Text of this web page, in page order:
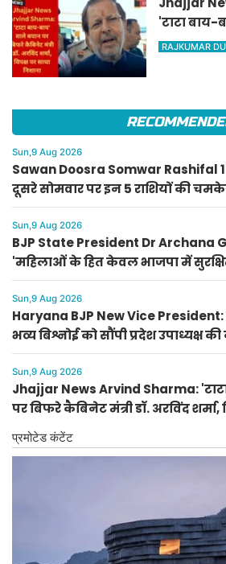
'टाटा बाय-
बिफरे
RAJKUMAR
Sun,9 Aug 2026
Sawan Doosra Somwar Rashifal
दूसरे सोमवार पर इन 5 राशियों की
राशिफल
Sun,9 Aug 2026
BJP State President Dr Archana
'महिलाओं के हित केवल भाजपा में
भाजपा प्रदेशाध्यक्ष डॉ. अर्चना गुप्ता
Sun,9 Aug 2026
Haryana BJP New Vice President:
भव्य बिश्नोई को सौंपी प्रदेश उपाध्यक्ष
का जताया आभार
Sun,9 Aug 2026
Jhajjar News Arvind Sharma:
पर बिफरे कैबिनेट मंत्री डॉ. अरविंद शर्मा,